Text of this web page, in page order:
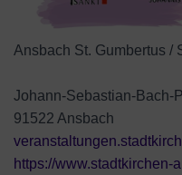
Ansbach St. Gumbertus /
Johann-Sebastian-Bach-
91522 Ansbach
https://www.stadtkirchen-